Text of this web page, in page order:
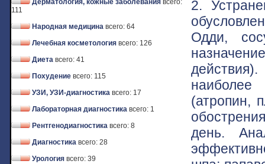
Дерматология, кожные заболевания всего:
111
Народная медицина всего: 64
Лечебная косметология всего: 126
Диета всего: 41
Похудение всего: 115
УЗИ, УЗИ-диагностика всего: 17
Лабораторная диагностика всего: 1
Рентгенодиагностика всего: 8
Диагностика всего: 28
Урология всего: 39
2.
Одди,
(атропин,
день.